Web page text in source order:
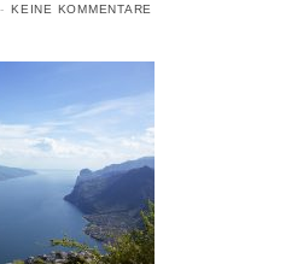
KEINE KOMMENTARE